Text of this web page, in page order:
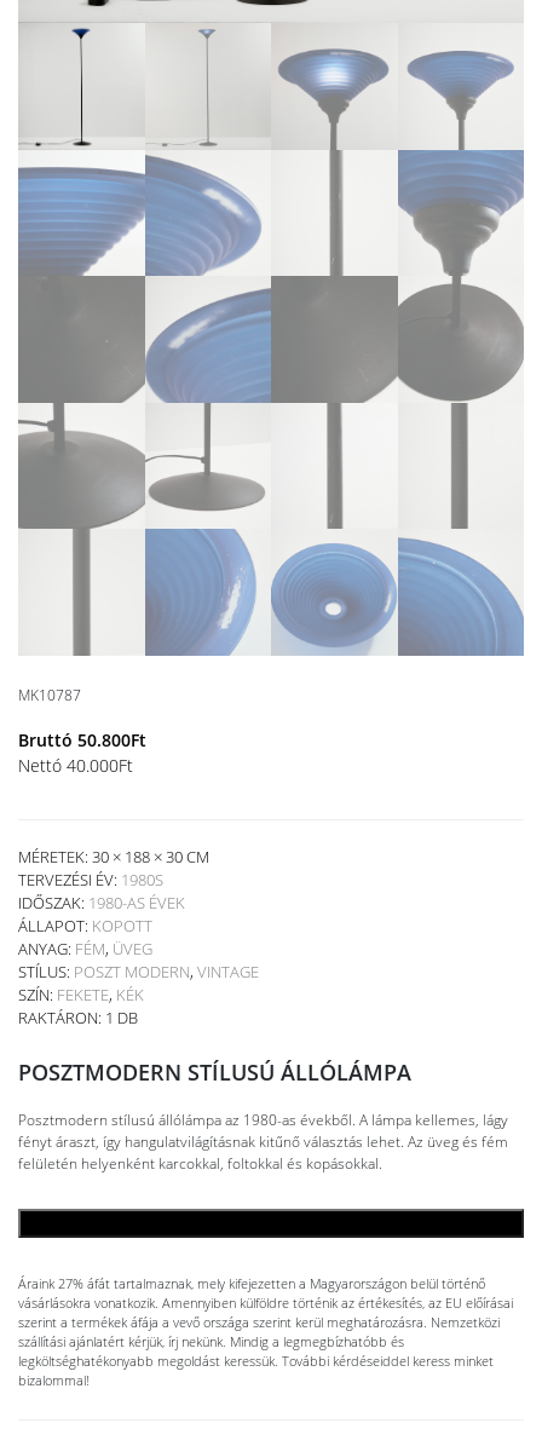
MK10787
Bruttó 50.800Ft
Nettó 40.000Ft
MÉRETEK: 30 × 188 × 30 CM
TERVEZÉSI ÉV: 1980S
IDŐSZAK: 1980-AS ÉVEK
ÁLLAPOT: KOPOTT
ANYAG: FÉM, ÜVEG
STÍLUS: POSZT MODERN, VINTAGE
SZÍN: FEKETE, KÉK
RAKTÁRON: 1 DB
POSZTMODERN STÍLUSÚ ÁLLÓLÁMPA
Posztmodern stílusú állólámpa az 1980-as évekből. A lámpa kellemes, lágy
fényt áraszt, így hangulatvilágításnak kitűnő választás lehet. Az üveg és fém
felületén helyenként karcokkal, foltokkal és kopásokkal.
Áraink 27% áfát tartalmaznak, mely kifejezetten a Magyarországon belül történő
vásárlásokra vonatkozik. Amennyiben külföldre történik az értékesítés, az EU előírásai
szerint a termékek áfája a vevő országa szerint kerül meghatározásra. Nemzetközi
szállítási ajánlatért kérjük, írj nekünk. Mindig a legmegbízhatóbb és
legköltséghatékonyabb megoldást keressük. További kérdéseiddel keress minket
bizalommal!